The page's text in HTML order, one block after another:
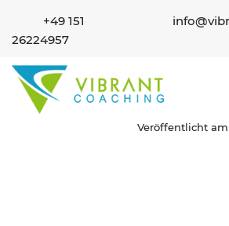
+49 151
26224957
Veröffentlicht